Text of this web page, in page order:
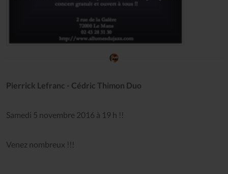
Pierrick Lefranc - Cédric Thimon Duo
Samedi 5 novembre 2016 à 19 h !!
Venez nombreux !!!